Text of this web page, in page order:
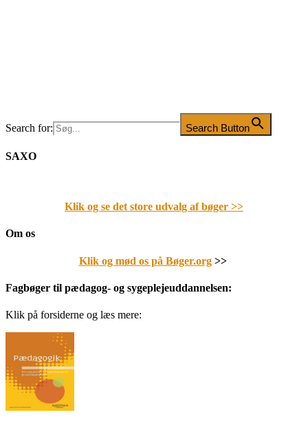
Search for: Search Button
SAXO
Klik og se det store udvalg af bøger >>
Om os
Klik og mød os på Bøger.org>>
Fagbøger til pædagog- og sygeplejeuddannelsen:
Klik på forsiderne og læs mere: